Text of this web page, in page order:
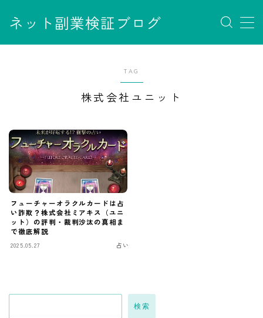
ネット副業検証ブログ
MENU
デモプリセット記事 Part07
プライバシーポリシー
免責事項
利用規約／特定商取引法に基づく表記
有料記事の決済完了ページ
運営者情報
TAG
株式会社ユニット
フューチャーオラクルカードは占
い詐欺？株式会社ミアキス（ユニ
ット）の評判・裁判沙汰の真相ま
で徹底解説
2025.05.27 占い
検索